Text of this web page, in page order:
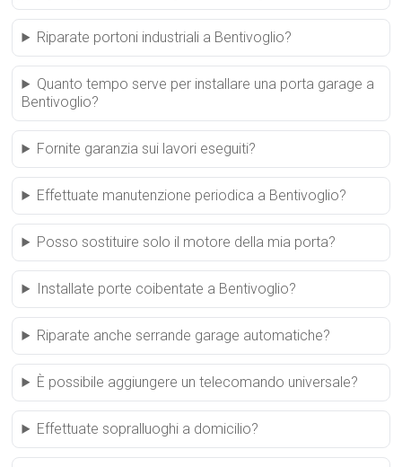
Riparate portoni industriali a Bentivoglio?
Quanto tempo serve per installare una porta garage a
Bentivoglio?
Fornite garanzia sui lavori eseguiti?
Effettuate manutenzione periodica a Bentivoglio?
Posso sostituire solo il motore della mia porta?
Installate porte coibentate a Bentivoglio?
Riparate anche serrande garage automatiche?
È possibile aggiungere un telecomando universale?
Effettuate sopralluoghi a domicilio?